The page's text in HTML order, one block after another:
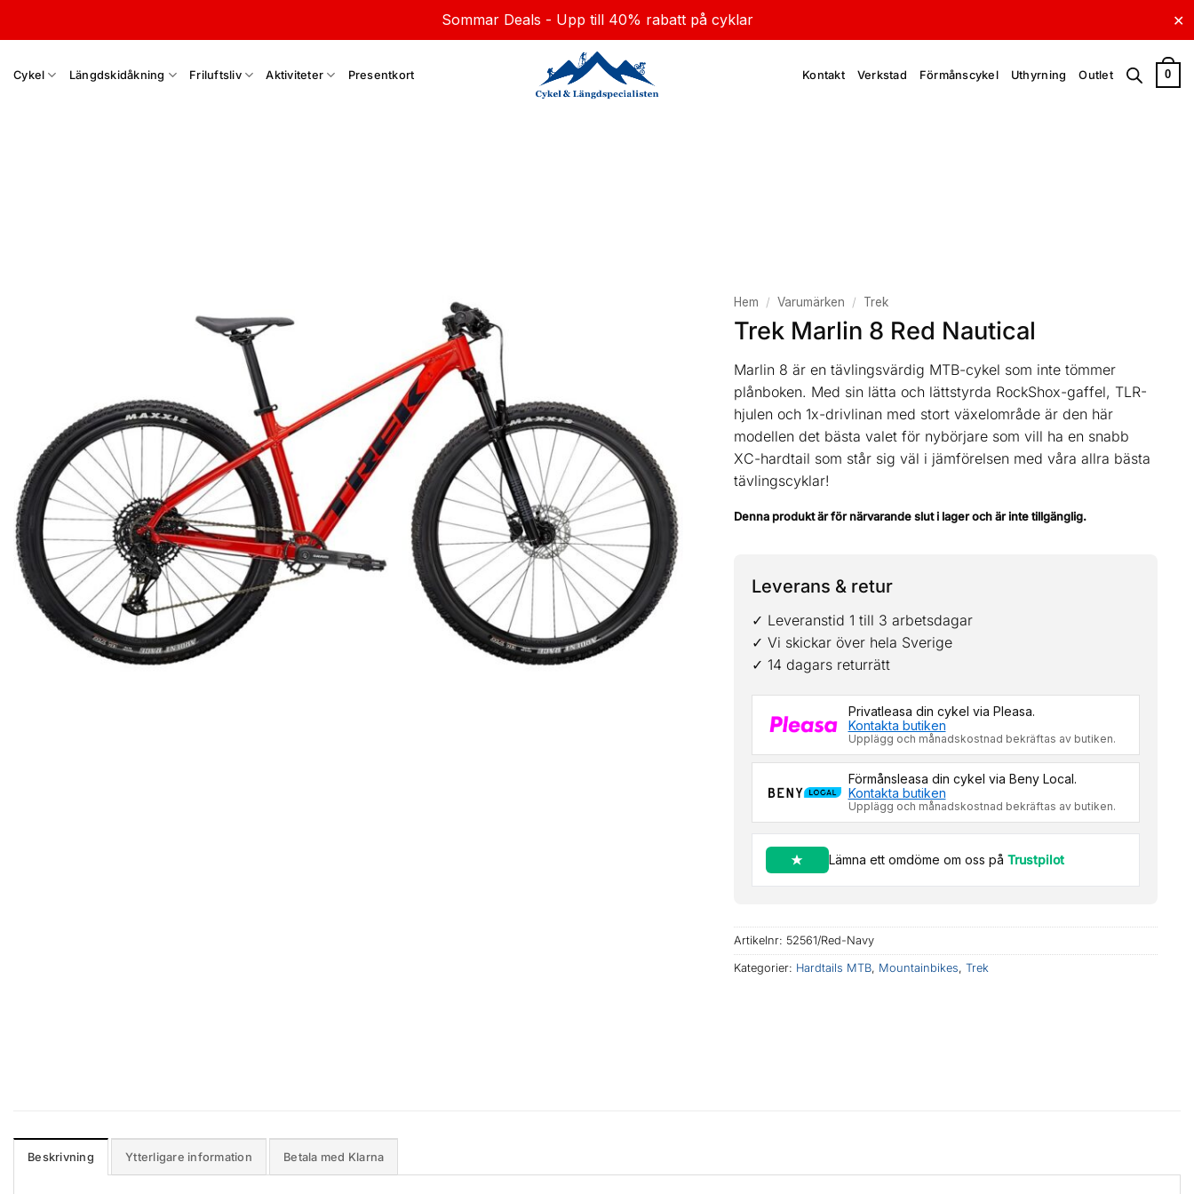
Sommar Deals - Upp till 40% rabatt på cyklar ✕
Cykel Längdskidåkning Friluftsliv Aktiviteter Presentkort Kontakt Verkstad Förmånscykel Uthyrning Outlet 0
Hem / Varumärken / Trek
Trek Marlin 8 Red Nautical
Marlin 8 är en tävlingsvärdig MTB-cykel som inte tömmer
plånboken. Med sin lätta och lättstyrda RockShox-gaffel, TLR-
hjulen och 1x-drivlinan med stort växelområde är den här
modellen det bästa valet för nybörjare som vill ha en snabb
XC-hardtail som står sig väl i jämförelsen med våra allra bästa
tävlingscyklar!
Denna produkt är för närvarande slut i lager och är inte tillgänglig.
Leverans & retur
✓ Leveranstid 1 till 3 arbetsdagar
✓ Vi skickar över hela Sverige
✓ 14 dagars returrätt
Privatleasa din cykel via Pleasa.
Kontakta butiken
Upplägg och månadskostnad bekräftas av butiken.
Förmånsleasa din cykel via Beny Local.
Kontakta butiken
Upplägg och månadskostnad bekräftas av butiken.
Lämna ett omdöme om oss på Trustpilot
Artikelnr: 52561/Red-Navy
Kategorier: Hardtails MTB, Mountainbikes, Trek
Beskrivning Ytterligare information Betala med Klarna